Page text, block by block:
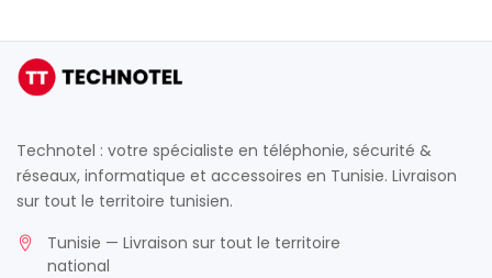
Technotel : votre spécialiste en téléphonie, sécurité &
réseaux, informatique et accessoires en Tunisie. Livraison
sur tout le territoire tunisien.
Tunisie — Livraison sur tout le territoire
national